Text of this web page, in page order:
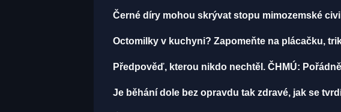
Černé díry mohou skrývat stopu mimozemské
Octomilky v kuchyni? Zapomeňte na plácačku,
Předpověď, kterou nikdo nechtěl. ČHMÚ:
Je běhání dole bez opravdu tak zdravé, jak se